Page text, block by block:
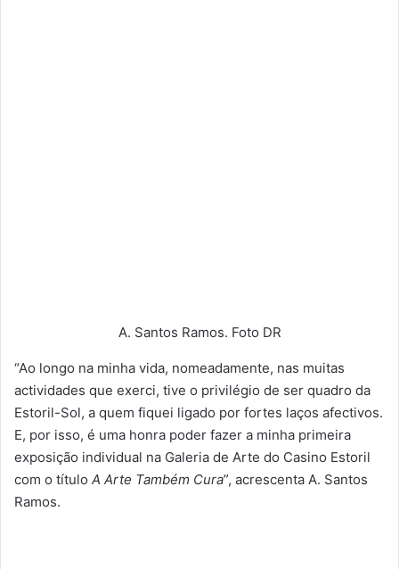
A. Santos Ramos. Foto DR
“Ao longo na minha vida, nomeadamente, nas muitas
actividades que exerci, tive o privilégio de ser quadro da
Estoril-Sol, a quem fiquei ligado por fortes laços afectivos.
E, por isso, é uma honra poder fazer a minha primeira
exposição individual na Galeria de Arte do Casino Estoril
com o título A Arte Também Cura”, acrescenta A. Santos
Ramos.